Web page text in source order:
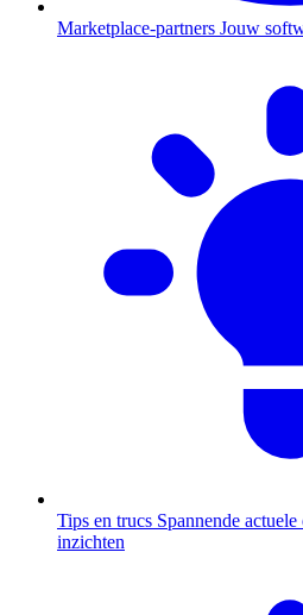
Marketplace-partners Jouw
Tips en trucs Spannende
inzichten